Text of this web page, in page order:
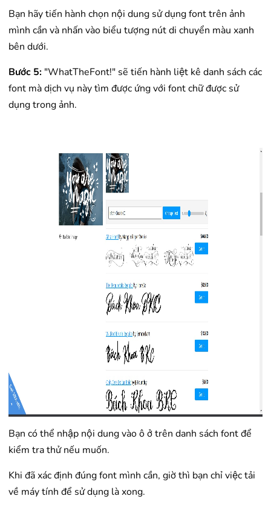
Bạn hãy tiến hành chọn nội dung sử dụng font trên ảnh
mình cần và nhấn vào biểu tượng nút di chuyển màu xanh
bên dưới.
Bước 5: "WhatTheFont!" sẽ tiến hành liệt kê danh sách các
font mà dịch vụ này tìm được ứng với font chữ được sử
dụng trong ảnh.
Bạn có thể nhập nội dung vào ô ở trên danh sách font để
kiểm tra thử nếu muốn.
Khi đã xác định đúng font mình cần, giờ thì bạn chỉ việc tải
về máy tính để sử dụng là xong.